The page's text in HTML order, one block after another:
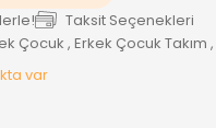
Taksit Seçenekleri
Çocuk , Erkek Çocuk Takım ,
var